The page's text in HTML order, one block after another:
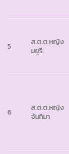
5
ส.ต.ต.หญิง
มยุรี
6
ส.ต.ต.หญิง
จันทิมา